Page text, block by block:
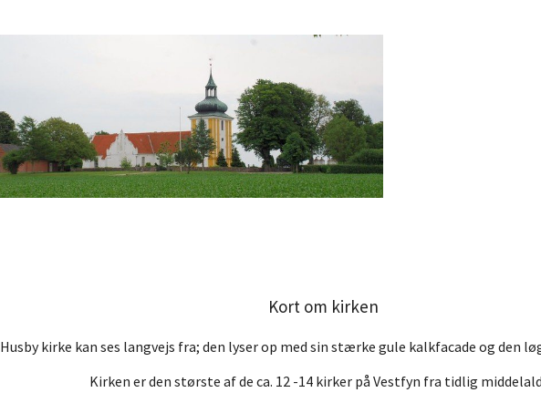
Kort om kirken
Husby kirke kan ses langvejs fra; den lyser op med sin stærke gule kalkfacade og den
Kirken er den største af de ca. 12 -14 kirker på Vestfyn fra tidlig